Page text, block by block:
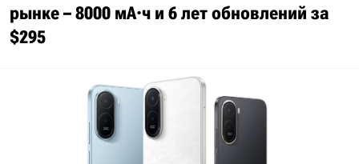
рынке – 8000 мА·ч и 6 лет обновлений за
$295